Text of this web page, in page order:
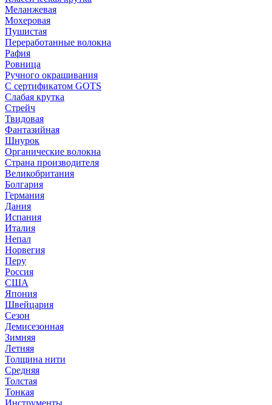
Меланжевая
Мохеровая
Пушистая
Переработанные волокна
Рафия
Ровница
Ручного окрашивания
С сертификатом GOTS
Слабая крутка
Стрейч
Твидовая
Фантазийная
Шнурок
Органические волокна
Страна производителя
Великобритания
Болгария
Германия
Дания
Испания
Италия
Непал
Норвегия
Перу
Россия
США
Япония
Швейцария
Сезон
Демисезонная
Зимняя
Летняя
Толщина нити
Средняя
Толстая
Тонкая
Инструменты